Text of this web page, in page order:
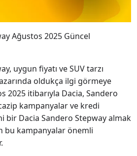
Ağustos 2025 Güncel
uygun fiyatı ve SUV tarzı
oldukça ilgi görmeye
2025 itibarıyla Dacia, Sandero
kampanyalar ve kredi
bir Dacia Sandero Stepway almak
bu kampanyalar önemli